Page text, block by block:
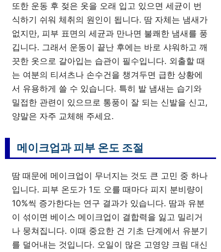
또한 운동 후 젖은 옷을 오래 입고 있으면 세균이 번
식하기 쉬워 체취의 원인이 됩니다. 땀 자체는 냄새가
없지만, 피부 표면의 세균과 만나면 불쾌한 냄새를 풍
깁니다. 그래서 운동이 끝난 후에는 바로 샤워하고 깨
끗한 옷으로 갈아입는 습관이 필수입니다. 외출할 때
는 여분의 티셔츠나 손수건을 챙겨두면 급한 상황에
서 유용하게 쓸 수 있습니다. 특히 발 냄새는 습기와
밀접한 관련이 있으므로 통풍이 잘 되는 신발을 신고,
양말은 자주 교체해 주세요.
메이크업과 피부 온도 조절
땀 때문에 메이크업이 무너지는 것도 큰 고민 중 하나
입니다. 피부 온도가 1도 오를 때마다 피지 분비량이
10%씩 증가한다는 연구 결과가 있습니다. 땀과 유분
이 섞이면 베이스 메이크업이 결합력을 잃고 밀리거
나 뭉쳐집니다. 이때 중요한 건 기초 단계에서 유분기
를 덜어내는 것입니다. 오일이 많은 고영양 크림 대신